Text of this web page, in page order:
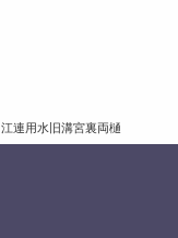
江連用水旧溝宮裏両樋